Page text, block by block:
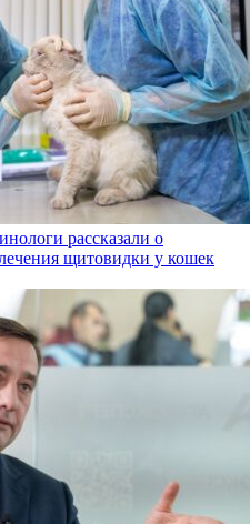
рассказали о
щитовидки у кошек